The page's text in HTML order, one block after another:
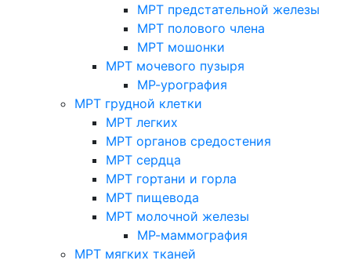
МРТ предстательной железы
МРТ полового члена
МРТ мошонки
МРТ мочевого пузыря
МР-урография
МРТ грудной клетки
МРТ легких
МРТ органов средостения
МРТ сердца
МРТ гортани и горла
МРТ пищевода
МРТ молочной железы
МР-маммография
МРТ мягких тканей